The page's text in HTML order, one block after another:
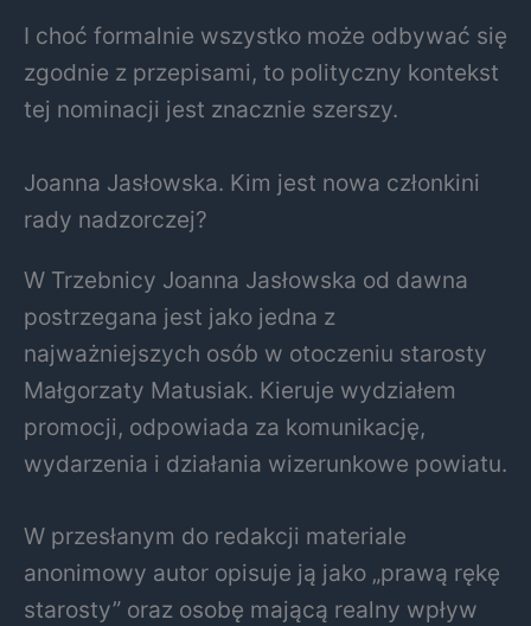
I choć formalnie wszystko może odbywać się
zgodnie z przepisami, to polityczny kontekst
tej nominacji jest znacznie szerszy.
Joanna Jasłowska. Kim jest nowa członkini
rady nadzorczej?
W Trzebnicy Joanna Jasłowska od dawna
postrzegana jest jako jedna z
najważniejszych osób w otoczeniu starosty
Małgorzaty Matusiak. Kieruje wydziałem
promocji, odpowiada za komunikację,
wydarzenia i działania wizerunkowe powiatu.
W przesłanym do redakcji materiale
anonimowy autor opisuje ją jako „prawą rękę
starosty” oraz osobę mającą realny wpływ